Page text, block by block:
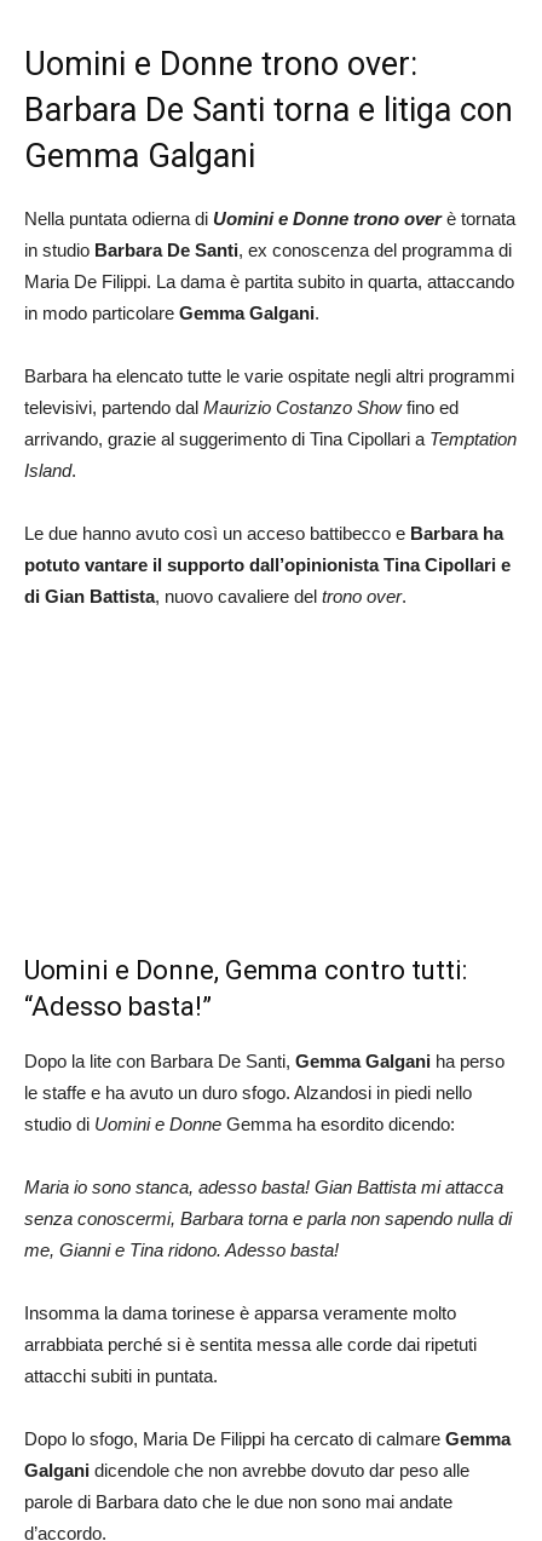
Uomini e Donne trono over:
Barbara De Santi torna e litiga con
Gemma Galgani
Nella puntata odierna di Uomini e Donne trono overè tornata
in studio Barbara De Santi, ex conoscenza del programma di
Maria De Filippi. La dama è partita subito in quarta, attaccando
in modo particolare Gemma Galgani.
Barbara ha elencato tutte le varie ospitate negli altri programmi
televisivi, partendo dal Maurizio Costanzo Showfino ed
arrivando, grazie al suggerimento di Tina Cipollari a Temptation
Island.
Le due hanno avuto così un acceso battibecco e Barbara ha
potuto vantare il supporto dall’opinionista Tina Cipollari e
di Gian Battista, nuovo cavaliere del trono over.
Uomini e Donne, Gemma contro tutti:
“Adesso basta!”
Dopo la lite con Barbara De Santi, Gemma Galgani ha perso
le staffe e ha avuto un duro sfogo. Alzandosi in piedi nello
studio di Uomini e Donne Gemma ha esordito dicendo:
Maria io sono stanca, adesso basta! Gian Battista mi attacca
senza conoscermi, Barbara torna e parla non sapendo nulla di
me, Gianni e Tina ridono. Adesso basta!
Insomma la dama torinese è apparsa veramente molto
arrabbiata perché si è sentita messa alle corde dai ripetuti
attacchi subiti in puntata.
Dopo lo sfogo, Maria De Filippi ha cercato di calmare Gemma
Galgani dicendole che non avrebbe dovuto dar peso alle
parole di Barbara dato che le due non sono mai andate
d’accordo.